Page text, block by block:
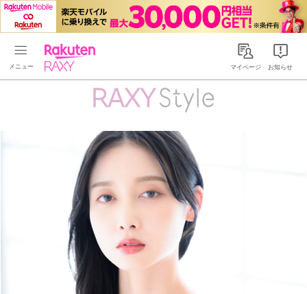
Rakuten RAXYマイページ お知らせ